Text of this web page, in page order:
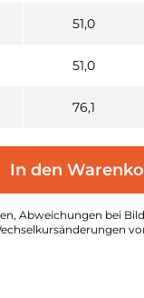
51,0
51,0
76,1
In den
Abweichungen bei